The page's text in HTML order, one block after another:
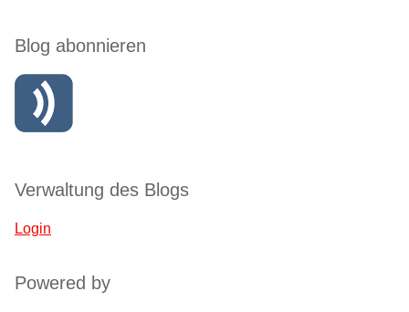
Blog abonnieren
Verwaltung des Blogs
Login
Powered by